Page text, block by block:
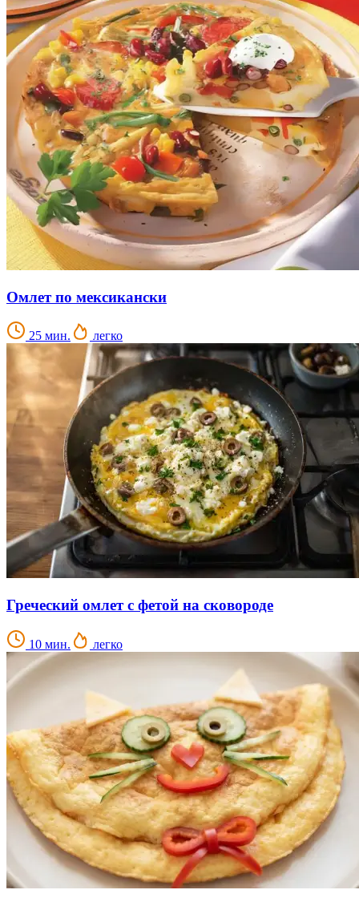
Омлет по мексикански
25 мин. легко
Греческий омлет с фетой на сковороде
10 мин. легко